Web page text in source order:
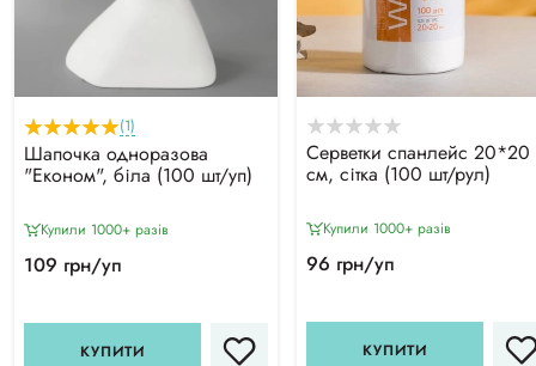
(1)
Шапочка одноразова
"Економ", біла (100 шт/уп)
Купили 1000+ разiв
109 грн/уп
КУПИТИ
Серветки спанлейс 20*20
см, сітка (100 шт/рул)
Купили 1000+ разiв
96 грн/уп
КУПИТИ